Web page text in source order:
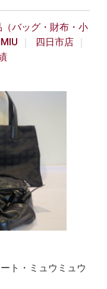
バッグ・財布・小
四日市店
ト・ミュウミュウ